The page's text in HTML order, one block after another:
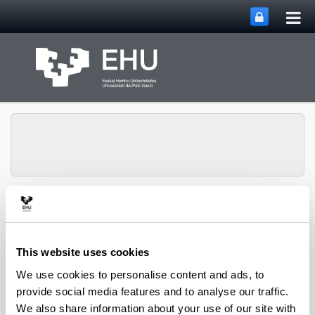
This website uses cookies
We use cookies to personalise content and ads, to
provide social media features and to analyse our traffic.
We also share information about your use of our site with
Chemical Engineering
MenuToggle site
2006 PhD Theses